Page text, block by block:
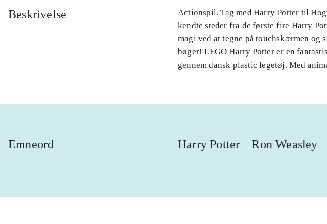
Beskrivelse
Actionspil. Tag med Harry Potter til
kendte steder fra de første fire Harry
magi ved at tegne på touchskærmen
bøger! LEGO Harry Potter er en
gennem dansk plastic legetøj. Med
Emneord Harry Potter Ron Weasley